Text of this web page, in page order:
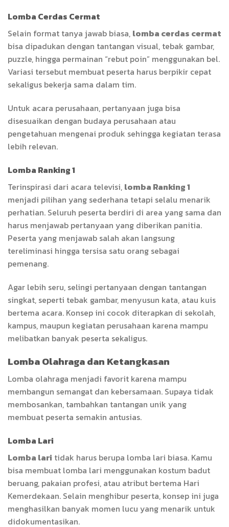
Lomba Cerdas Cermat
Selain format tanya jawab biasa, lomba cerdas cermat
bisa dipadukan dengan tantangan visual, tebak gambar,
puzzle, hingga permainan “rebut poin” menggunakan bel.
Variasi tersebut membuat peserta harus berpikir cepat
sekaligus bekerja sama dalam tim.
Untuk acara perusahaan, pertanyaan juga bisa
disesuaikan dengan budaya perusahaan atau
pengetahuan mengenai produk sehingga kegiatan terasa
lebih relevan.
Lomba Ranking 1
Terinspirasi dari acara televisi, lomba Ranking 1
menjadi pilihan yang sederhana tetapi selalu menarik
perhatian. Seluruh peserta berdiri di area yang sama dan
harus menjawab pertanyaan yang diberikan panitia.
Peserta yang menjawab salah akan langsung
tereliminasi hingga tersisa satu orang sebagai
pemenang.
Agar lebih seru, selingi pertanyaan dengan tantangan
singkat, seperti tebak gambar, menyusun kata, atau kuis
bertema acara. Konsep ini cocok diterapkan di sekolah,
kampus, maupun kegiatan perusahaan karena mampu
melibatkan banyak peserta sekaligus.
Lomba Olahraga dan Ketangkasan
Lomba olahraga menjadi favorit karena mampu
membangun semangat dan kebersamaan. Supaya tidak
membosankan, tambahkan tantangan unik yang
membuat peserta semakin antusias.
Lomba Lari
Lomba lari tidak harus berupa lomba lari biasa. Kamu
bisa membuat lomba lari menggunakan kostum badut
beruang, pakaian profesi, atau atribut bertema Hari
Kemerdekaan. Selain menghibur peserta, konsep ini juga
menghasilkan banyak momen lucu yang menarik untuk
didokumentasikan.